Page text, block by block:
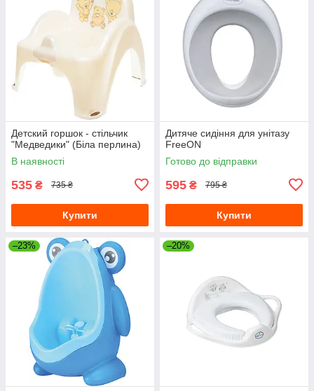
Детский горшок - стільчик
"Медведики" (Біла перлина)
В наявності
535 ₴ 735 ₴
Купити
Дитяче сидіння для унітазу
FreeON
Готово до відправки
595 ₴ 795 ₴
Купити
–23% –20%